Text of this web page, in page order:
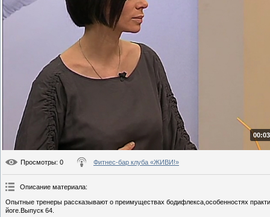
Просмотры: 0 Фитнес-бар клуба «ЖИВИ!»
Описание материала:
Опытные тренеры рассказывают о преимуществах бодифлекса,особенностях
йоге.Выпуск 64.